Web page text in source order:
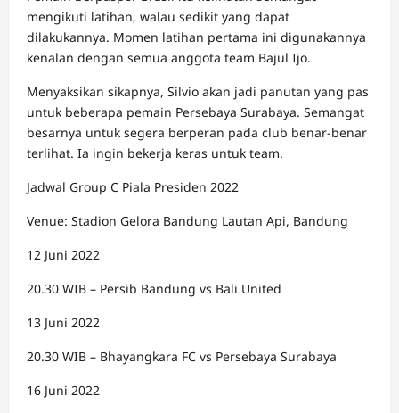
mengikuti latihan, walau sedikit yang dapat
dilakukannya. Momen latihan pertama ini digunakannya
kenalan dengan semua anggota team Bajul Ijo.
Menyaksikan sikapnya, Silvio akan jadi panutan yang pas
untuk beberapa pemain Persebaya Surabaya. Semangat
besarnya untuk segera berperan pada club benar-benar
terlihat. Ia ingin bekerja keras untuk team.
Jadwal Group C Piala Presiden 2022
Venue: Stadion Gelora Bandung Lautan Api, Bandung
12 Juni 2022
20.30 WIB – Persib Bandung vs Bali United
13 Juni 2022
20.30 WIB – Bhayangkara FC vs Persebaya Surabaya
16 Juni 2022